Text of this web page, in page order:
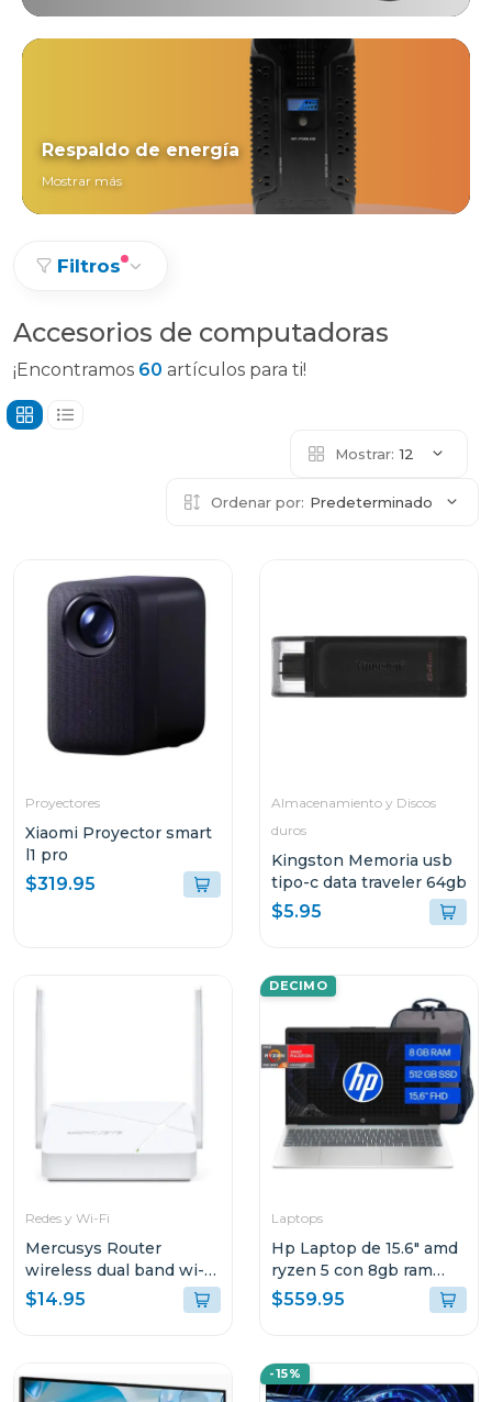
Respaldo de energía
Mostrar más
Filtros
Accesorios de computadoras
¡Encontramos 60 artículos para ti!
Mostrar: 12
Ordenar por: Predeterminado
Proyectores
Xiaomi Proyector smart
l1 pro
$319.95
Almacenamiento y Discos
duros
Kingston Memoria usb
tipo-c data traveler 64gb
$5.95
Redes y Wi-Fi
Mercusys Router
wireless dual band wi-fi
ac750
$14.95
DECIMO
Laptops
Hp Laptop de 15.6" amd
ryzen 5 con 8gb ram
512gb ssd 15fc0250
$559.95
-15%